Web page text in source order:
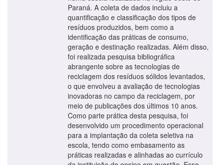
Paraná. A coleta de dados incluiu a
quantificação e classificação dos tipos de
resíduos produzidos, bem como a
identificação das práticas de consumo,
geração e destinação realizadas. Além disso,
foi realizada pesquisa bibliográfica
abrangente sobre as tecnologias de
reciclagem dos resíduos sólidos levantados,
o que envolveu a avaliação de tecnologias
inovadoras no campo da reciclagem, por
meio de publicações dos últimos 10 anos.
Como parte prática desta pesquisa, foi
desenvolvido um procedimento operacional
para a implantação da coleta seletiva na
escola, tendo como embasamento as
práticas realizadas e alinhadas ao currículo